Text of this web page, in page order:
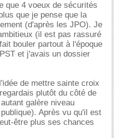
que 4 voeux de sécurités
que je pense que la
(d'après les JPO). Je
(il est pas rassuré
bouler partout à l'époque
et j'avais un dossier
de mettre sainte croix
plutôt du côté de
galère niveau
Après vu qu'il est
être plus ses chances